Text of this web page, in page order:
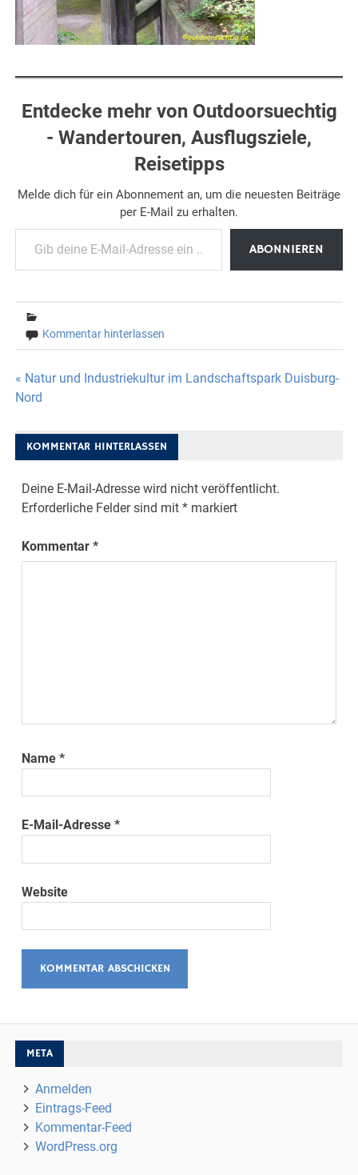
Entdecke mehr von Outdoorsuechtig
- Wandertouren, Ausflugsziele,
Reisetipps
Melde dich für ein Abonnement an, um die neuesten Beiträge
per E-Mail zu erhalten.
Gib deine E-Mail-Adresse ein ...
ABONNIEREN
Kommentar hinterlassen
Beitragsnavigation
« Natur und Industriekultur im Landschaftspark Duisburg-
Nord
KOMMENTAR HINTERLASSEN
Deine E-Mail-Adresse wird nicht veröffentlicht.
Erforderliche Felder sind mit* markiert
Kommentar*
Name*
E-Mail-Adresse*
Website
META
Anmelden
Eintrags-Feed
Kommentar-Feed
WordPress.org